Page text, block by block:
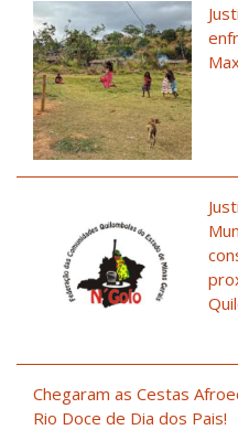
Chegaram as Cestas
Rio Doce de Dia dos Pais!